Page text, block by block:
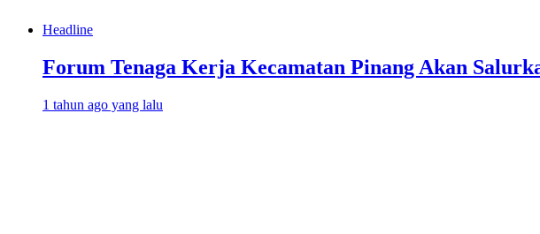
Headline
Forum Tenaga Kerja Kecamatan Pinang Akan
1 tahun ago yang lalu